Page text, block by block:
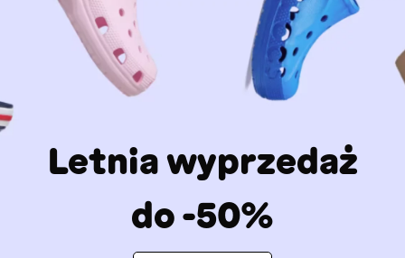
Letnia wyprzedaż
do -50%